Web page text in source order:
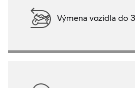
Výmena vozidla do